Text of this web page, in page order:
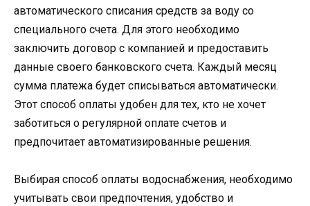
автоматического списания средств за воду со
специального счета. Для этого необходимо
заключить договор с компанией и предоставить
данные своего банковского счета. Каждый месяц
сумма платежа будет списываться автоматически.
Этот способ оплаты удобен для тех, кто не хочет
заботиться о регулярной оплате счетов и
предпочитает автоматизированные решения.
Выбирая способ оплаты водоснабжения, необходимо
учитывать свои предпочтения, удобство и